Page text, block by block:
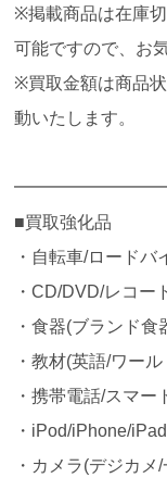
※掲載商品は在庫
可能ですので、お
※買取金額は商品
動いたします。
■買取強化品
・自転車/ロードバ
・CD/DVD/レコー
・食器(ブランド
・教材(英語/ワー
・携帯電話/スマー
・iPod/iPhone/
・カメラ(デジカ